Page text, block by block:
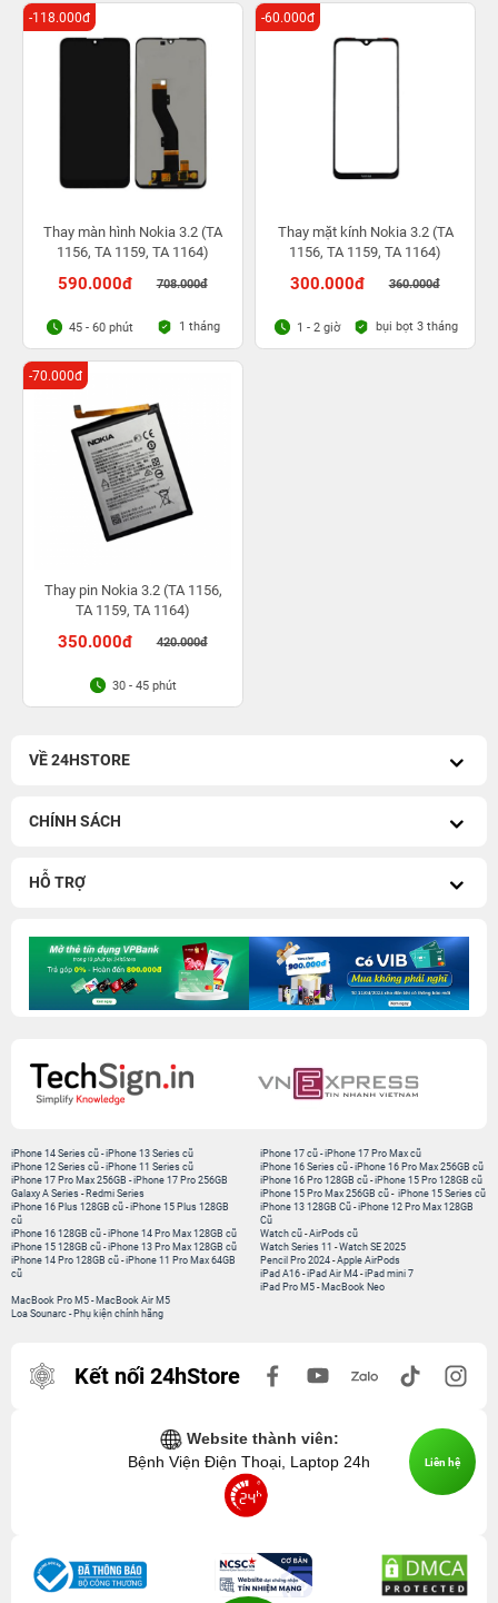
Thay màn hình Nokia 3.2 (TA
1156, TA 1159, TA 1164)
590.000đ 708.000đ
-118.000đ
45 - 60 phút 1 tháng
Thay mặt kính Nokia 3.2 (TA
1156, TA 1159, TA 1164)
300.000đ 360.000đ
-60.000đ
1 - 2 giờ bụi bọt 3 tháng
Thay pin Nokia 3.2 (TA 1156,
TA 1159, TA 1164)
350.000đ 420.000đ
-70.000đ
30 - 45 phút
VỀ 24HSTORE
CHÍNH SÁCH
HỖ TRỢ
iPhone 14 Series cũ -iPhone 13 Series cũ
iPhone 12 Series cũ -iPhone 11 Series cũ
iPhone 17 Pro Max 256GB -iPhone 17 Pro 256GB
Galaxy A Series - Redmi Series
iPhone 17 cũ -iPhone 17 Pro Max cũ
iPhone 16 Series cũ - iPhone 16 Pro Max 256GB cũ
iPhone 16 Pro 128GB cũ -iPhone 15 Pro 128GB cũ
iPhone 15 Pro Max 256GB cũ - iPhone 15 Series cũ
iPhone 16 Plus 128GB cũ -iPhone 15 Plus 128GB
cũ
iPhone 16 128GB cũ -iPhone 14 Pro Max 128GB cũ
iPhone 15 128GB cũ -iPhone 13 Pro Max 128GB cũ
iPhone 14 Pro 128GB cũ -iPhone 11 Pro Max 64GB
cũ
iPhone 13 128GB Cũ -iPhone 12 Pro Max 128GB
Cũ
Watch cũ -AirPods cũ
Watch Series 11 -Watch SE 2025
Pencil Pro 2024 -Apple AirPods
iPad A16 -iPad Air M4 -iPad mini 7
iPad Pro M5 - MacBook Neo
MacBook Pro M5 - MacBook Air M5
Loa Sounarc - Phụ kiện chính hãng
Kết nối 24hStore
Website thành viên:
Bệnh Viện Điện Thoại, Laptop 24h
Liên hệ